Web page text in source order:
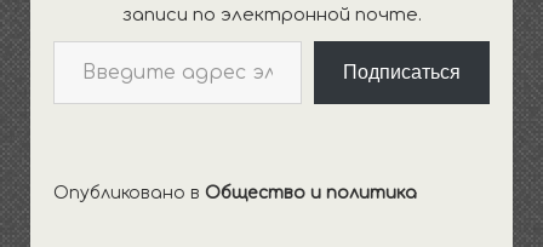
четырех
мазхабов…
записи по электронной почте.
Введите адрес электронной почты…
Подписаться
Опубликовано в Общество и политика